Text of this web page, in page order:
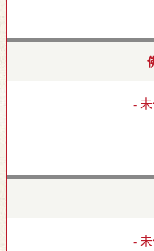
-
-